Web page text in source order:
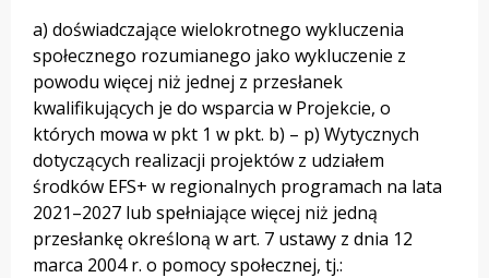
a) doświadczające wielokrotnego wykluczenia
społecznego rozumianego jako wykluczenie z
powodu więcej niż jednej z przesłanek
kwalifikujących je do wsparcia w Projekcie, o
których mowa w pkt 1 w pkt. b) – p) Wytycznych
dotyczących realizacji projektów z udziałem
środków EFS+ w regionalnych programach na lata
2021–2027 lub spełniające więcej niż jedną
przesłankę określoną w art. 7 ustawy z dnia 12
marca 2004 r. o pomocy społecznej, tj.: